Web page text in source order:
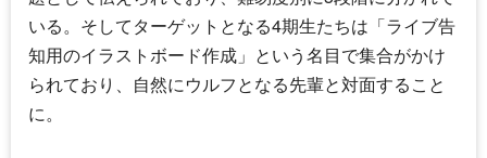
いる。そしてターゲットとなる4期生たちは「ライブ告
知用のイラストボード作成」という名目で集合がかけ
られており、自然にウルフとなる先輩と対面すること
に。